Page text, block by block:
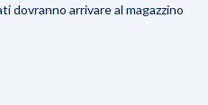
dovranno arrivare al magazzino